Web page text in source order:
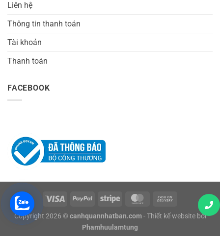
Liên hệ
Thông tin thanh toán
Tài khoản
Thanh toán
FACEBOOK
Copyright 2026 © canhquannhatban.com- Thiết kế website bởi
Phamhuulamtung